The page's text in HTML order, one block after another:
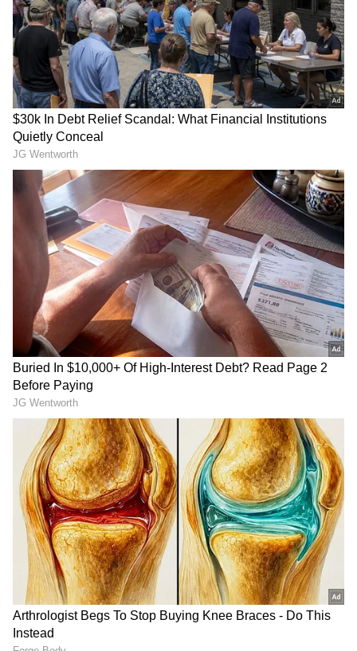
Image Credit :Asianet News
ಕರ್ಕಾಟಕ ರಾಶಿ ಭವಿಷ್ಯ
ಕರ್ಕಾಟಕ ರಾಶಿಯವರಿಗೆ ಈ ಹೊಸ ವಾರ
ಶುಭಕರವಾಗಿರುತ್ತದೆ. ಈ ಅವಧಿಯಲ್ಲಿ, ಆದಾಯದ ಹೊಸ
ಮಾರ್ಗಗಳು ನಿಮಗೆ ತೆರೆದುಕೊಳ್ಳುತ್ತವೆ. ನಿಮ್ಮ ಬಾಕಿ ಇರುವ
ಕೆಲಸವನ್ನು ಸಮಯಕ್ಕೆ ಸರಿಯಾಗಿ ಪೂರ್ಣಗೊಳಿಸಲು ನಿಮಗೆ
ಸಾಧ್ಯವಾಗುತ್ತದೆ. ನಿಮ್ಮ ಕಠಿಣ ಪರಿಶ್ರಮಕ್ಕೆ ಪ್ರತಿಫಲ ಸಿಗುತ್ತದೆ.
ಅಲ್ಲದೆ, ನಿಮ್ಮ ಆರ್ಥಿಕ ಸ್ಥಿತಿಯಲ್ಲಿ ಉತ್ತಮ ಸುಧಾರಣೆಯನ್ನು
ನೀವು ನೋಡುತ್ತೀರಿ. ಸ್ನೇಹಿತರ ಸಹಾಯದಿಂದ, ನಿಮ್ಮ ಕೆಲಸ
ಪೂರ್ಣಗೊಳ್ಳುವ ಸಾಧ್ಯತೆಯಿದೆ.